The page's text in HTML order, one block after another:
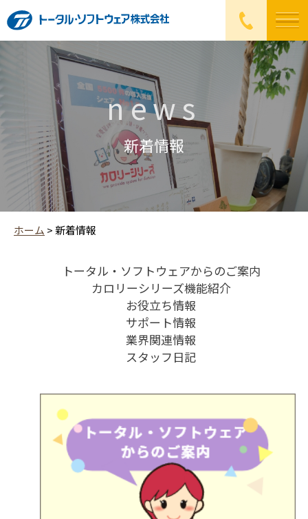
news
新着情報
ホーム > 新着情報
トータル・ソフトウェアからのご案内
カロリーシリーズ機能紹介
お役立ち情報
サポート情報
業界関連情報
スタッフ日記